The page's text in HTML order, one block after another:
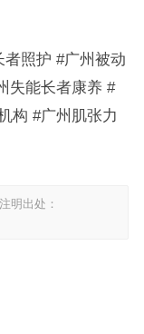
照护 #广州被动
失能长者康养 #
构 #广州肌张力
明出处：